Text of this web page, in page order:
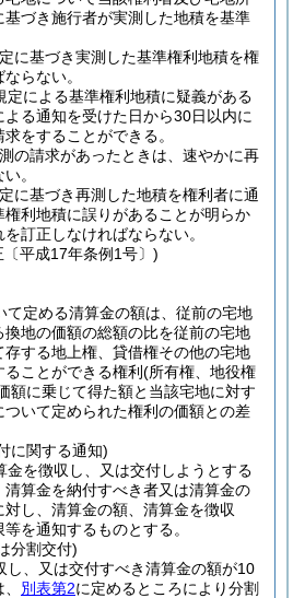
づき施行者が実測した地積を基準
に基づき実測した基準権利地積を権
らない。
定による基準権利地積に疑義がある
よる通知を受けた日から30日以内に
をすることができる。
の請求があったときは、速やかに再
。
に基づき再測した地積を権利者に通
利地積に誤りがあることが明らか
訂正しなければならない。
平成17年条例1号〕)
て定める清算金の額は、従前の宅地
地の価額の総額の比を従前の宅地
存する地上権、貸借権その他の宅地
ことができる権利 (所有権、地役権
額に乗じて得た額と当該宅地に対す
いて定められた権利の価額との差
に関する通知)
金を徴収し、又は交付しようとする
清算金を納付すべき者又は清算金の
し、清算金の額、清算金を徴収
を通知するものとする。
分割交付)
し、又は交付すべき清算金の額が10
別表第2に定めるところにより分割